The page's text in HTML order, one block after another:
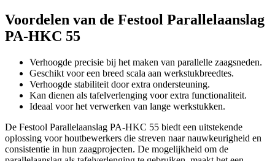
Voordelen van de Festool Parallelaanslag
PA-HKC 55
Verhoogde precisie bij het maken van parallelle zaagsneden.
Geschikt voor een breed scala aan werkstukbreedtes.
Verhoogde stabiliteit door extra ondersteuning.
Kan dienen als tafelverlenging voor extra functionaliteit.
Ideaal voor het verwerken van lange werkstukken.
De Festool Parallelaanslag PA-HKC 55 biedt een uitstekende
oplossing voor houtbewerkers die streven naar nauwkeurigheid en
consistentie in hun zaagprojecten. De mogelijkheid om de